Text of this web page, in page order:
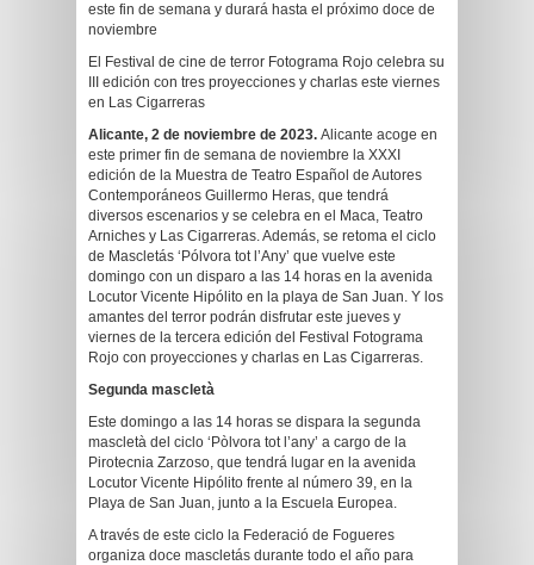
este fin de semana y durará hasta el próximo doce de
noviembre
El Festival de cine de terror Fotograma Rojo celebra su
III edición con tres proyecciones y charlas este viernes
en Las Cigarreras
Alicante, 2 de noviembre de 2023. Alicante acoge en
este primer fin de semana de noviembre la XXXI
edición de la Muestra de Teatro Español de Autores
Contemporáneos Guillermo Heras, que tendrá
diversos escenarios y se celebra en el Maca, Teatro
Arniches y Las Cigarreras. Además, se retoma el ciclo
de Mascletás ‘Pólvora tot l’Any’ que vuelve este
domingo con un disparo a las 14 horas en la avenida
Locutor Vicente Hipólito en la playa de San Juan. Y los
amantes del terror podrán disfrutar este jueves y
viernes de la tercera edición del Festival Fotograma
Rojo con proyecciones y charlas en Las Cigarreras.
Segunda mascletà
Este domingo a las 14 horas se dispara la segunda
mascletà del ciclo ‘Pòlvora tot l’any’ a cargo de la
Pirotecnia Zarzoso, que tendrá lugar en la avenida
Locutor Vicente Hipólito frente al número 39, en la
Playa de San Juan, junto a la Escuela Europea.
A través de este ciclo la Federació de Fogueres
organiza doce mascletás durante todo el año para